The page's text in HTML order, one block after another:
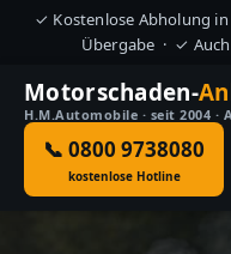
✓ Kostenlose Abholung
Übergabe · ✓ Auch
Motorschaden-
H.M.Automobile · seit 2004
📞 0800 9738080
kostenlose Hotline